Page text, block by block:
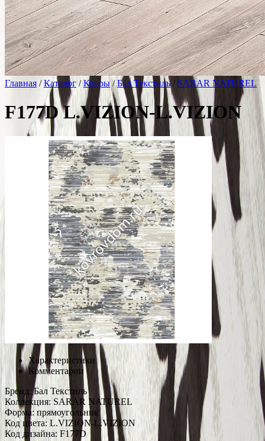
Главная /Каталог/Ковры/Бал Текстиль/ SARAR NATUREL
F177D L.VIZION-L.VIZION
Характеристики
Комментарии
Бренд: Бал Текстиль
Коллекция: SARAR NATUREL
Форма: прямоугольник
Код цвета: L.VIZION-L.VIZION
Код дизайна: F177D